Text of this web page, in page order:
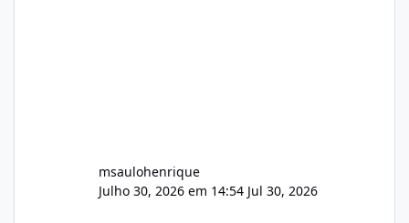
msaulohenrique
Julho 30, 2026 em 14:54 Jul 30, 2026